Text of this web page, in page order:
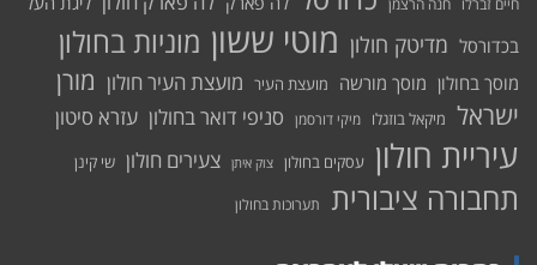
חיים זברלו חנה הרצמן
בכדורסל מדיטק חולון מוטי ששון מוניות בחולון
מוסך בחולון מוסך מורשה מועצת העיר מועצת העיר חולון מורן
ישראל מיקאל בוזגלו מיקי דורסמן סניפי דואר בחולון עזרא סיטון
עיריית חולון עסקים בחולון צוק איתן צעירים חולון שי קינן
תחבורה ציבורית תערוכות בחולון